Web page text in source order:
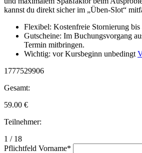
kannst du direkt sicher im „Üben-Slot“
Flexibel: Kostenfreie Stornierung bis
Gutscheine: Im Buchungsvorgang
Termin mitbringen.
Wichtig: vor Kursbeginn unbedingt
1777529906
Gesamt:
59.00 €
Teilnehmer:
1 / 18
Pflichtfeld Vorname*